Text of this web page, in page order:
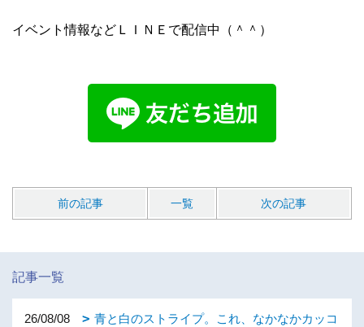
イベント情報などＬＩＮＥで配信中（＾＾）
前の記事 一覧 次の記事
記事一覧
26/08/08
青と白のストライプ。これ、なかなかカッコ